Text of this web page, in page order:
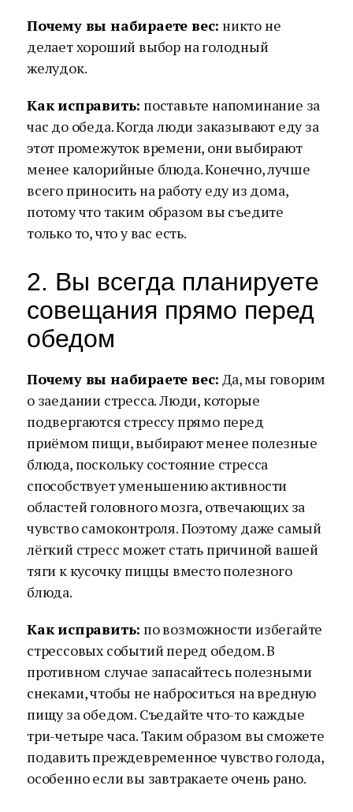
Почему вы набираете вес: никто не
делает хороший выбор на голодный
желудок.
Как исправить: поставьте напоминание за
час до обеда. Когда люди заказывают еду за
этот промежуток времени, они выбирают
менее калорийные блюда. Конечно, лучше
всего приносить на работу еду из дома,
потому что таким образом вы съедите
только то, что у вас есть.
2. Вы всегда планируете
совещания прямо перед
обедом
Почему вы набираете вес: Да, мы говорим
о заедании стресса. Люди, которые
подвергаются стрессу прямо перед
приёмом пищи, выбирают менее полезные
блюда, поскольку состояние стресса
способствует уменьшению активности
областей головного мозга, отвечающих за
чувство самоконтроля. Поэтому даже самый
лёгкий стресс может стать причиной вашей
тяги к кусочку пиццы вместо полезного
блюда.
Как исправить: по возможности избегайте
стрессовых событий перед обедом. В
противном случае запасайтесь полезными
снеками, чтобы не наброситься на вредную
пищу за обедом. Съедайте что-то каждые
три-четыре часа. Таким образом вы сможете
подавить преждевременное чувство голода,
особенно если вы завтракаете очень рано.